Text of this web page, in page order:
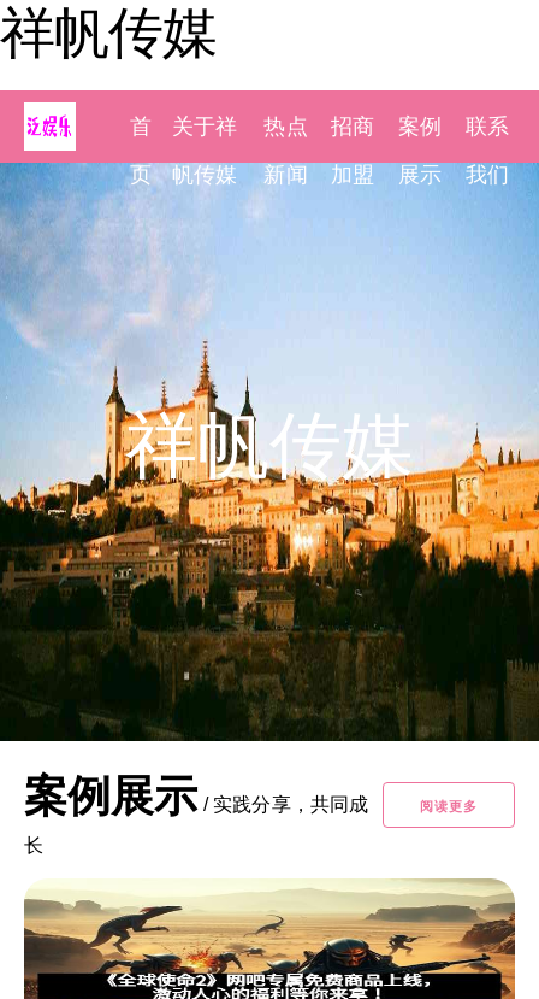
祥帆传媒
首
页
关于祥
帆传媒
热点
新闻
招商
加盟
案例
展示
联系
我们
祥帆传媒
案例展示 / 实践分享，共同成
长
阅读更多